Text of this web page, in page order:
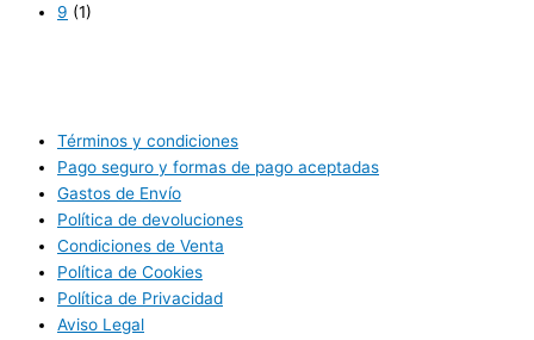
9 (1)
Términos y condiciones
Pago seguro y formas de pago aceptadas
Gastos de Envío
Política de devoluciones
Condiciones de Venta
Política de Cookies
Política de Privacidad
Aviso Legal